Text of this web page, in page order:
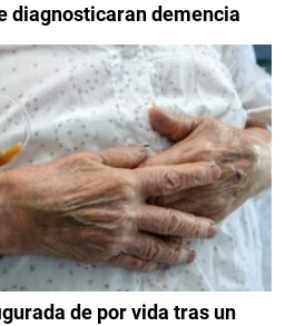
diagnosticaran demencia
de por vida tras un